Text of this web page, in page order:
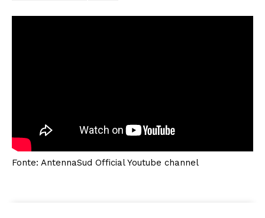
Fonte: AntennaSud Official Youtube channel